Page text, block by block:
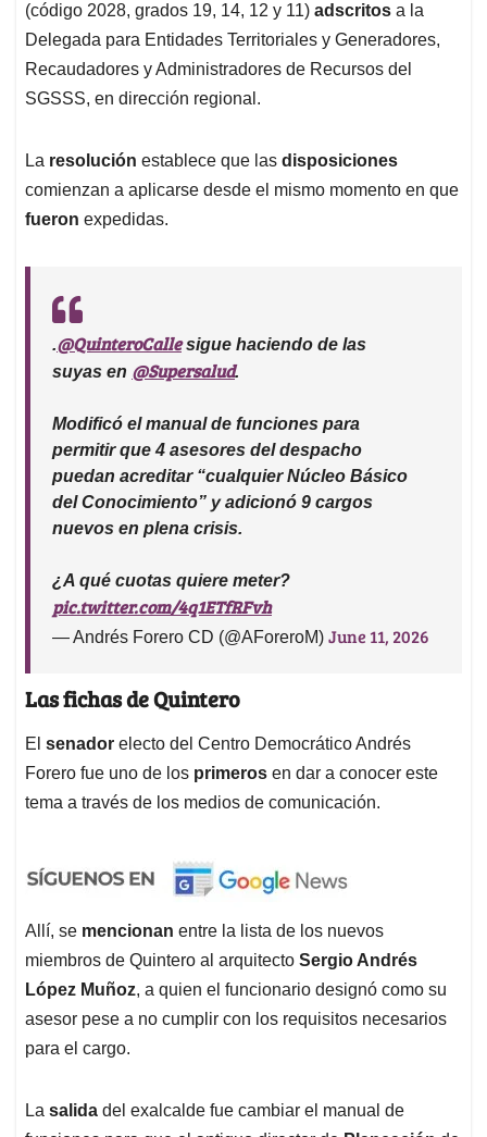
(código 2028, grados 19, 14, 12 y 11) adscritos a la
Delegada para Entidades Territoriales y Generadores,
Recaudadores y Administradores de Recursos del
SGSSS, en dirección regional.
La resolución establece que las disposiciones
comienzan a aplicarse desde el mismo momento en que
fueron expedidas.
.@QuinteroCallesigue haciendo de las
suyas en @Supersalud.
Modificó el manual de funciones para
permitir que 4 asesores del despacho
puedan acreditar “cualquier Núcleo Básico
del Conocimiento” y adicionó 9 cargos
nuevos en plena crisis.
¿A qué cuotas quiere meter?
pic.twitter.com/4q1ETfRFvh
— Andrés Forero CD (@AForeroM) June 11, 2026
Las fichas de Quintero
El senador electo del Centro Democrático Andrés
Forero fue uno de los primeros en dar a conocer este
tema a través de los medios de comunicación.
Allí, se mencionan entre la lista de los nuevos
miembros de Quintero al arquitecto Sergio Andrés
López Muñoz, a quien el funcionario designó como su
asesor pese a no cumplir con los requisitos necesarios
para el cargo.
La salida del exalcalde fue cambiar el manual de